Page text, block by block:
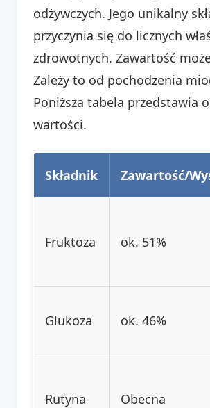
odżywczych. Jego unikalny
przyczynia się do licznych
zdrowotnych. Zawartość
Zależy to od pochodzenia
Poniższa tabela przedstawia
wartości.
Składnik Zawartość/
Fruktoza ok. 51%
Glukoza ok. 46%
Rutyna Obecna